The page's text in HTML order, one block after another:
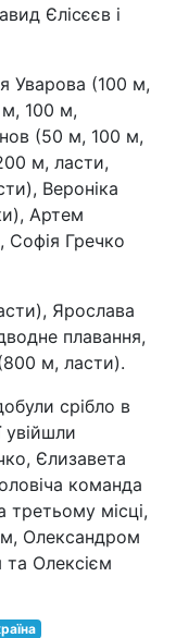
Єлісєєв і
Уварова (100 м,
100 м,
(50 м, 100 м,
м, ласти,
Вероніка
Артем
Софія Гречко
Ярослава
плавання,
м, ласти).
срібло в
увійшли
Єлизавета
команда
третьому місці,
Олександром
Олексієм